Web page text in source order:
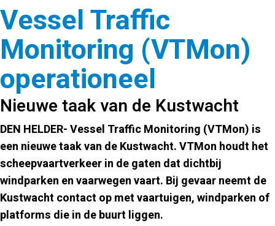
Vessel Traffic
Monitoring (VTMon)
operationeel
Nieuwe taak van de Kustwacht
DEN HELDER- Vessel Traffic Monitoring (VTMon) is
een nieuwe taak van de Kustwacht. VTMon houdt het
scheepvaartverkeer in de gaten dat dichtbij
windparken en vaarwegen vaart. Bij gevaar neemt de
Kustwacht contact op met vaartuigen, windparken of
platforms die in de buurt liggen.